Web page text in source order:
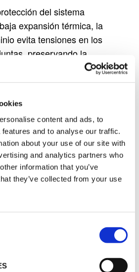
content and ads, to
and to analyse our traffic.
about your use of our site with
and analytics partners who
information that you’ve
they’ve collected from your use
del sistema
baja expansión térmica, la
evita tensiones en los
preservando la
sistema a lo largo del
previene la
lo que se traduce en
eficiencia y vida útil.
y sencilla
sonligeras,
y moldeables in situ
la resistencia. Su
hace ideales tanto para